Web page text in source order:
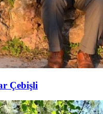
Çebişli